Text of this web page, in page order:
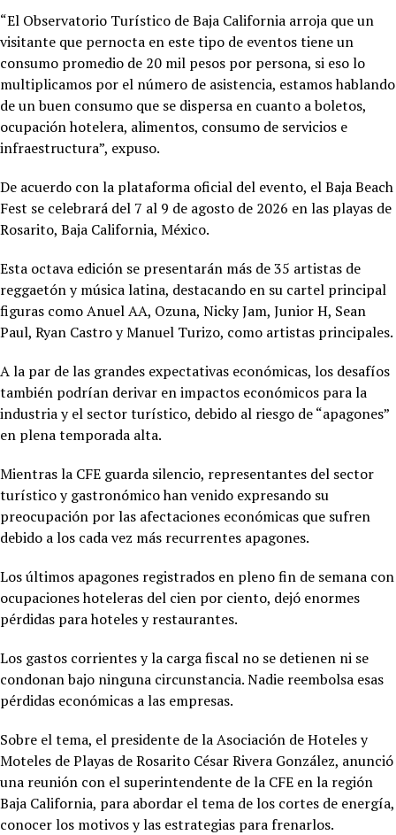
“El Observatorio Turístico de Baja California arroja que un
visitante que pernocta en este tipo de eventos tiene un
consumo promedio de 20 mil pesos por persona, si eso lo
multiplicamos por el número de asistencia, estamos hablando
de un buen consumo que se dispersa en cuanto a boletos,
ocupación hotelera, alimentos, consumo de servicios e
infraestructura”, expuso.
De acuerdo con la plataforma oficial del evento, el Baja Beach
Fest se celebrará del 7 al 9 de agosto de 2026 en las playas de
Rosarito, Baja California, México.
Esta octava edición se presentarán más de 35 artistas de
reggaetón y música latina, destacando en su cartel principal
figuras como Anuel AA, Ozuna, Nicky Jam, Junior H, Sean
Paul, Ryan Castro y Manuel Turizo, como artistas principales.
A la par de las grandes expectativas económicas, los desafíos
también podrían derivar en impactos económicos para la
industria y el sector turístico, debido al riesgo de “apagones”
en plena temporada alta.
Mientras la CFE guarda silencio, representantes del sector
turístico y gastronómico han venido expresando su
preocupación por las afectaciones económicas que sufren
debido a los cada vez más recurrentes apagones.
Los últimos apagones registrados en pleno fin de semana con
ocupaciones hoteleras del cien por ciento, dejó enormes
pérdidas para hoteles y restaurantes.
Los gastos corrientes y la carga fiscal no se detienen ni se
condonan bajo ninguna circunstancia. Nadie reembolsa esas
pérdidas económicas a las empresas.
Sobre el tema, el presidente de la Asociación de Hoteles y
Moteles de Playas de Rosarito César Rivera González, anunció
una reunión con el superintendente de la CFE en la región
Baja California, para abordar el tema de los cortes de energía,
conocer los motivos y las estrategias para frenarlos.